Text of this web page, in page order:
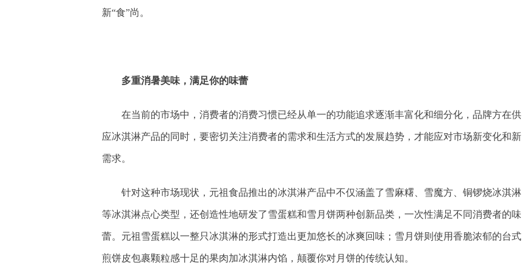
新“食”尚。
多重消暑美味，满足你的味蕾
在当前的市场中，消费者的消费习惯已经从单一的功能追求逐渐丰富化和细分化，品牌方在供
应冰淇淋产品的同时，要密切关注消费者的需求和生活方式的发展趋势，才能应对市场新变化和新
需求。
针对这种市场现状，元祖食品推出的冰淇淋产品中不仅涵盖了雪麻糬、雪魔方、铜锣烧冰淇淋
等冰淇淋点心类型，还创造性地研发了雪蛋糕和雪月饼两种创新品类，一次性满足不同消费者的味
蕾。元祖雪蛋糕以一整只冰淇淋的形式打造出更加悠长的冰爽回味；雪月饼则使用香脆浓郁的台式
煎饼皮包裹颗粒感十足的果肉加冰淇淋内馅，颠覆你对月饼的传统认知。